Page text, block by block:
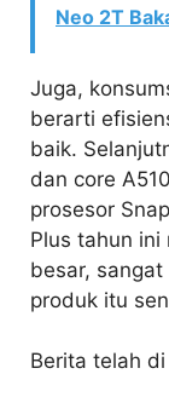
Neo 2T
Juga,
berarti
baik.
dan core
prosesor
Plus tahun ini
besar,
produk itu
Berita telah